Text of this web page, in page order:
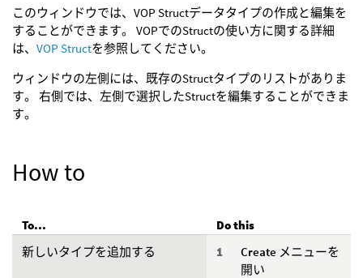
このウィンドウでは、VOP Structデータタイプの作成と編集を
することができます。 VOPでのStructの使い方に関する詳細
は、 VOP Structを参照してください。
ウィンドウの左側には、既存のStructタイプのリストがありま
す。 右側では、左側で選択したStructを編集することができま
す。
How to
To...
Do this
新しいタイプを追加する
Create メニューを
開い